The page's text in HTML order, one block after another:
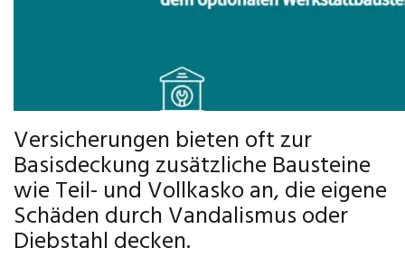
Versicherungen bieten oft zur
Basisdeckung zusätzliche Bausteine
wie Teil- und Vollkasko an, die eigene
Schäden durch Vandalismus oder
Diebstahl decken.